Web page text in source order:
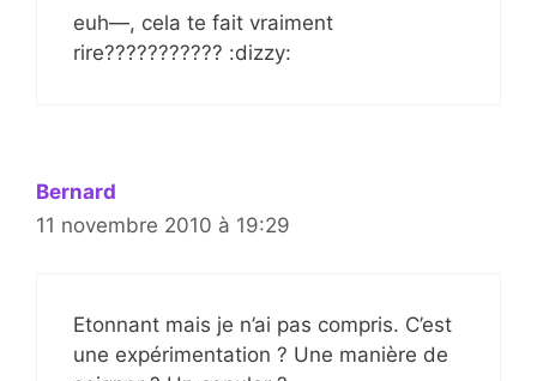
euh—, cela te fait vraiment
rire??????????? :dizzy:
Bernard
11 novembre 2010 à 19:29
Etonnant mais je n’ai pas compris. C’est
une expérimentation ? Une manière de